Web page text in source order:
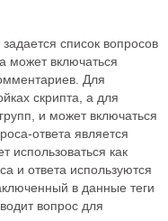
список вопросов
может включаться
Для
скрипта, а для
и может включаться
ответа является
использоваться как
и ответа используются
в данные теги
вопрос для